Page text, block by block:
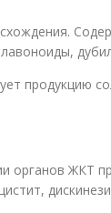
продукцию
органов ЖКТ